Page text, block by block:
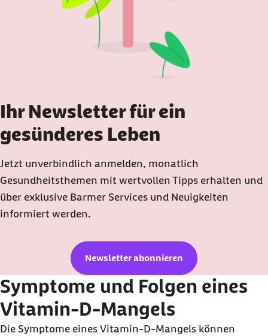
Ihr Newsletter für ein
gesünderes Leben
Jetzt unverbindlich anmelden, monatlich
Gesundheitsthemen mit wertvollen Tipps erhalten und
über exklusive Barmer Services und Neuigkeiten
informiert werden.
Newsletter abonnieren
Symptome und Folgen eines
Vitamin-D-Mangels
Die Symptome eines Vitamin-D-Mangels können